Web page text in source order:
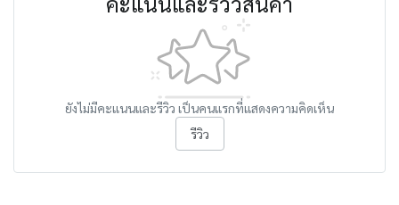
ยังไม่มีคะแนนและรีวิว เป็นคนแรกที่แสดงความคิดเห็น
รีวิว